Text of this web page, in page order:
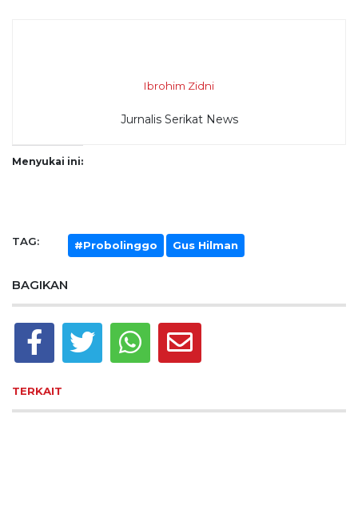
Ibrohim Zidni
Jurnalis Serikat News
Menyukai ini:
TAG: #Probolinggo Gus Hilman
BAGIKAN
TERKAIT